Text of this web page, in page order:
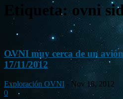
Etiqueta: ovni
OVNI muy cerca de un
17/11/2012
Exploración OVNI - Nov 18, 2012
0